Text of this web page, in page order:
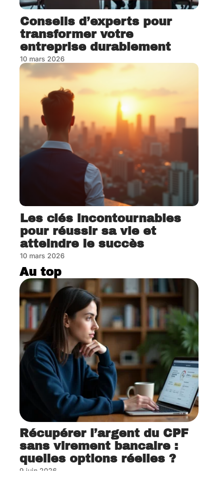
Conseils d’experts pour
transformer votre
entreprise durablement
10 mars 2026
Les clés incontournables
pour réussir sa vie et
atteindre le succès
10 mars 2026
Au top
Récupérer l’argent du CPF
sans virement bancaire :
quelles options réelles ?
9 juin 2026